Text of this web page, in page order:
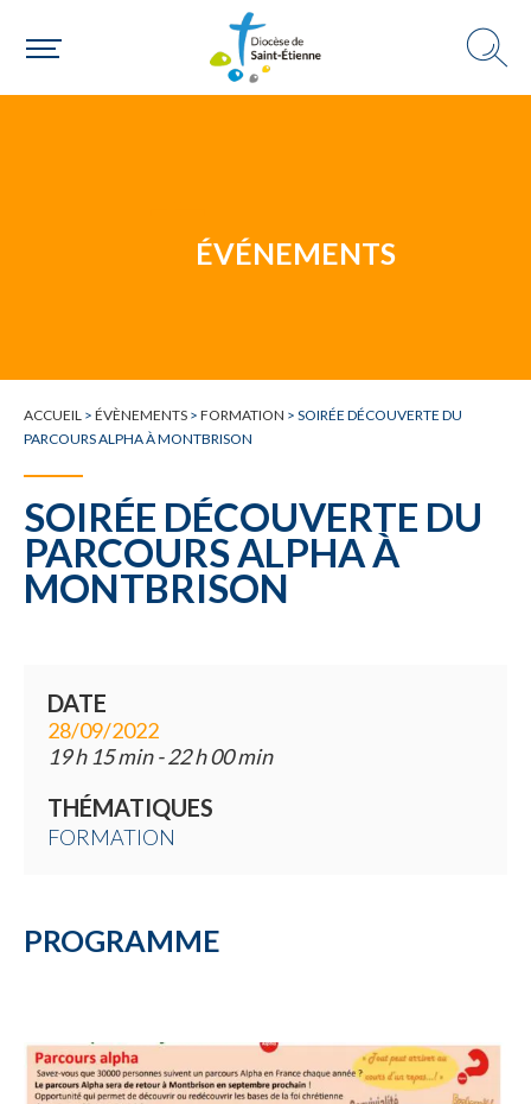
DANS LE DIOCÈSE
Une paroisse
Une personne
Un mouvement
Choisir ma paroisse par commune
Une commune
ÉVÉNEMENTS
ACCUEIL > ÉVÈNEMENTS > FORMATION > SOIRÉE DÉCOUVERTE DU
PARCOURS ALPHA À MONTBRISON
SOIRÉE DÉCOUVERTE DU
PARCOURS ALPHA À
MONTBRISON
DATE
28/09/2022
19 h 15 min - 22 h 00 min
THÉMATIQUES
FORMATION
PROGRAMME